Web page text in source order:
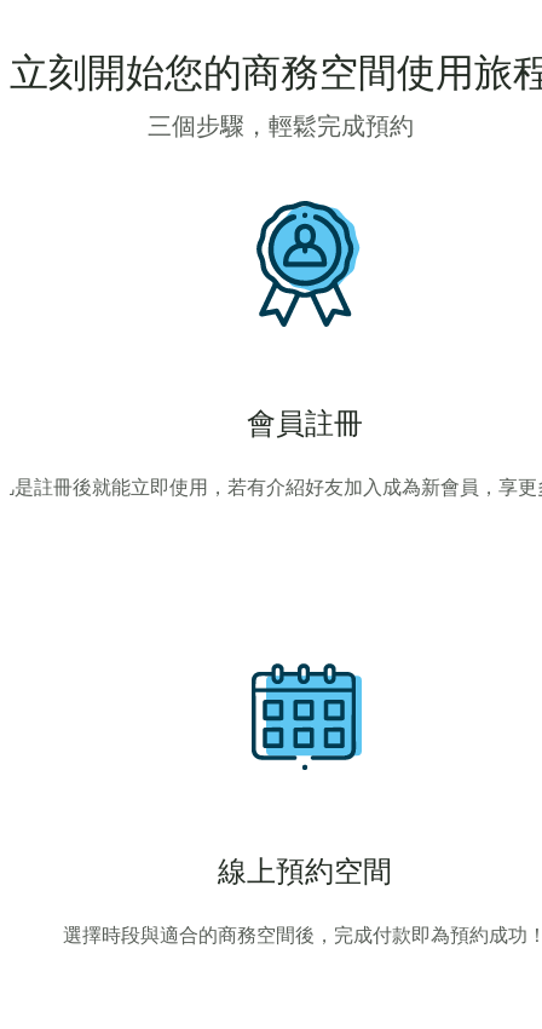
立刻開始您的商務空間使用旅
三個步驟，輕鬆完成預約
會員註冊
是註冊後就能立即使用，若有介紹好友加入成為新會員，享更
線上預約空間
選擇時段與適合的商務空間後，完成付款即為預約成功